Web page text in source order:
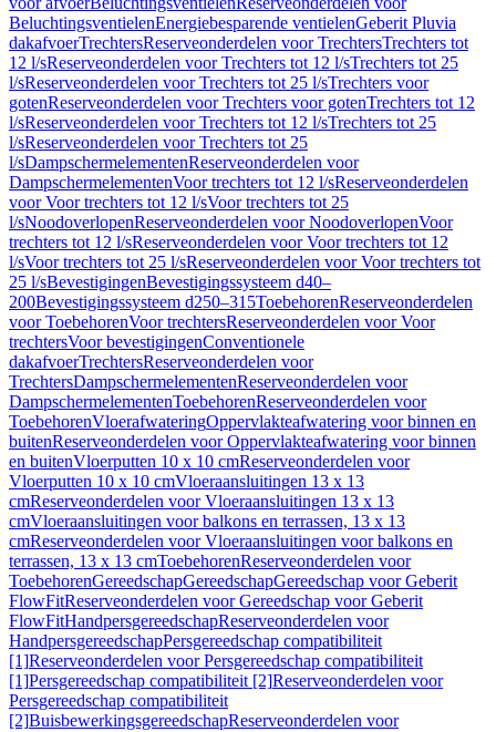
BeluchtingsventielenEnergiebesparende ventielenGeberit Pluvia
dakafvoerTrechtersReserveonderdelen voor TrechtersTrechters tot
12 l/sReserveonderdelen voor Trechters tot 12 l/sTrechters tot 25
l/sReserveonderdelen voor Trechters tot 25 l/sTrechters voor
gotenReserveonderdelen voor Trechters voor gotenTrechters tot 12
l/sReserveonderdelen voor Trechters tot 12 l/sTrechters tot 25
l/sReserveonderdelen voor Trechters tot 25
l/sDampschermelementenReserveonderdelen voor
DampschermelementenVoor trechters tot 12 l/sReserveonderdelen
voor Voor trechters tot 12 l/sVoor trechters tot 25
l/sNoodoverlopenReserveonderdelen voor NoodoverlopenVoor
trechters tot 12 l/sReserveonderdelen voor Voor trechters tot 12
l/sVoor trechters tot 25 l/sReserveonderdelen voor Voor trechters tot
25 l/sBevestigingenBevestigingssysteem d40–
200Bevestigingssysteem d250–315ToebehorenReserveonderdelen
voor ToebehorenVoor trechtersReserveonderdelen voor Voor
trechtersVoor bevestigingenConventionele
dakafvoerTrechtersReserveonderdelen voor
TrechtersDampschermelementenReserveonderdelen voor
DampschermelementenToebehorenReserveonderdelen voor
ToebehorenVloerafwateringOppervlakteafwatering voor binnen en
buitenReserveonderdelen voor Oppervlakteafwatering voor binnen
en buitenVloerputten 10 x 10 cmReserveonderdelen voor
Vloerputten 10 x 10 cmVloeraansluitingen 13 x 13
cmReserveonderdelen voor Vloeraansluitingen 13 x 13
cmVloeraansluitingen voor balkons en terrassen, 13 x 13
cmReserveonderdelen voor Vloeraansluitingen voor balkons en
terrassen, 13 x 13 cmToebehorenReserveonderdelen voor
ToebehorenGereedschapGereedschapGereedschap voor Geberit
FlowFitReserveonderdelen voor Gereedschap voor Geberit
FlowFitHandpersgereedschapReserveonderdelen voor
HandpersgereedschapPersgereedschap compatibiliteit
[1]Reserveonderdelen voor Persgereedschap compatibiliteit
[1]Persgereedschap compatibiliteit [2]Reserveonderdelen voor
Persgereedschap compatibiliteit
[2]BuisbewerkingsgereedschapReserveonderdelen voor